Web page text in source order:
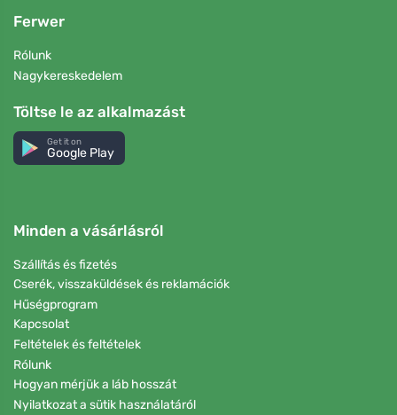
Ferwer
Rólunk
Nagykereskedelem
Töltse le az alkalmazást
Get it on
Google Play
Minden a vásárlásról
Szállítás és fizetés
Cserék, visszaküldések és reklamációk
Hűségprogram
Kapcsolat
Feltételek és feltételek
Rólunk
Hogyan mérjük a láb hosszát
Nyilatkozat a sütik használatáról